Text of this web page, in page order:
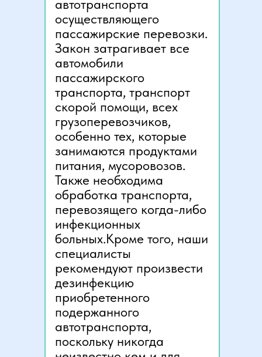
автотранспорта
осуществляющего
пассажирские перевозки.
Закон затрагивает все
автомобили
пассажирского
транспорта, транспорт
скорой помощи, всех
грузоперевозчиков,
особенно тех, которые
занимаются продуктами
питания, мусоровозов.
Также необходима
обработка транспорта,
перевозящего когда-либо
инфекционных
больных.Кроме того, наши
специалисты
рекомендуют произвести
дезинфекцию
приобретенного
подержанного
автотранспорта,
поскольку никогда